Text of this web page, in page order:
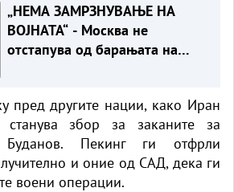
„НЕМА ЗАМРЗНУВАЊЕ НА
ВОЈНАТА“ - Москва не
отстапува од барањата на
пред другите нации, како Иран
збор за заканите за
Пекинг ги отфрли
и оние од САД, дека ги
воени операции.